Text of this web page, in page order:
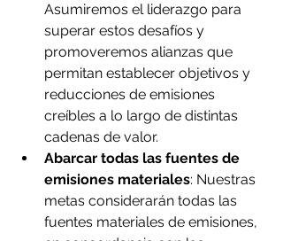
Asumiremos el liderazgo para
superar estos desafíos y
promoveremos alianzas que
permitan establecer objetivos y
reducciones de emisiones
creíbles a lo largo de distintas
cadenas de valor.
Abarcar todas las fuentes de
emisiones materiales: Nuestras
metas considerarán todas las
fuentes materiales de emisiones,